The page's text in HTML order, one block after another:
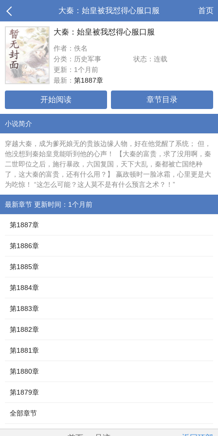
大秦：始皇被我怼得心服口服 首页
大秦：始皇被我怼得心服口服
作者：佚名
分类：历史军事
状态：连载
更新：1个月前
最新： 第1887章
开始阅读 章节目录
小说简介
穿越大秦，成为爹死娘无的贵族边缘人物，好在他觉醒了系统； 但，
他没想到秦始皇竟能听到他的心声！ 【大秦的富贵，求了没用啊，秦
二世即位之后，施行暴政，六国复国，天下大乱，秦都被亡国绝种
了，这大秦的富贵，还有什么用？】 嬴政顿时一脸冰霜，心里更是大
为吃惊！ “这怎么可能？这人莫不是有什么预言之术？！”
最新章节 更新时间：1个月前
第1887章
第1886章
第1885章
第1884章
第1883章
第1882章
第1881章
第1880章
第1879章
全部章节